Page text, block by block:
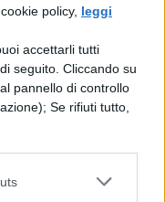
policy, leggi
accettarli tutti
seguito. Cliccando su
pannello di controllo
Se rifiuti tutto,
l'esercito, far
in tutti i
la
civile in pace e
poteri.